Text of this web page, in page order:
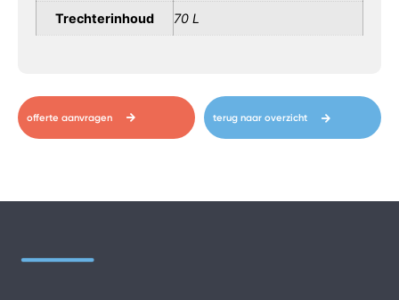
Trechterinhoud 70 L
offerte aanvragen terug naar overzicht